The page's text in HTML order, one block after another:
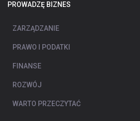
PROWADZĘ BIZNES
ZARZĄDZANIE
PRAWO I PODATKI
FINANSE
ROZWÓJ
WARTO PRZECZYTAĆ